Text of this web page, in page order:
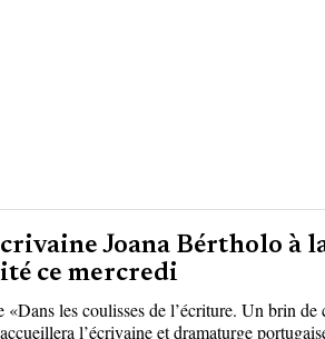
Joana Bértholo à
ce mercredi
les coulisses de l’écriture. Un brin de
l’écrivaine et dramaturge